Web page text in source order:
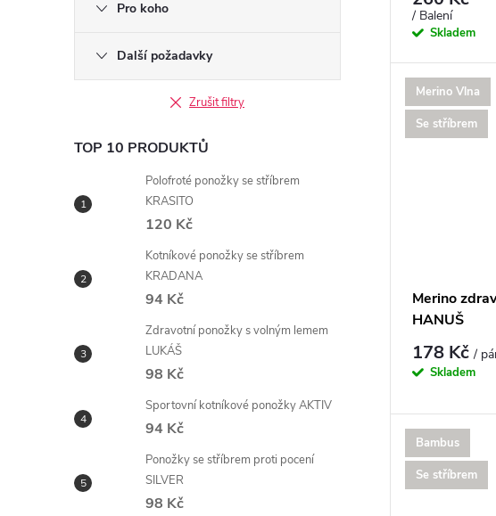
Pro koho
Další požadavky
Zrušit filtry
TOP 10 PRODUKTŮ
Polofroté ponožky se stříbrem
KRASITO
120 Kč
Kotníkové ponožky se stříbrem
KRADANA
94 Kč
Zdravotní ponožky s volným lemem
LUKÁŠ
98 Kč
Sportovní kotníkové ponožky AKTIV
94 Kč
Ponožky se stříbrem proti pocení
SILVER
98 Kč
/ Balení
Skladem
Merino Vlna
Se stříbrem
Merino
HANUŠ
178 Kč/
Skladem
Bambus
Se stříbrem